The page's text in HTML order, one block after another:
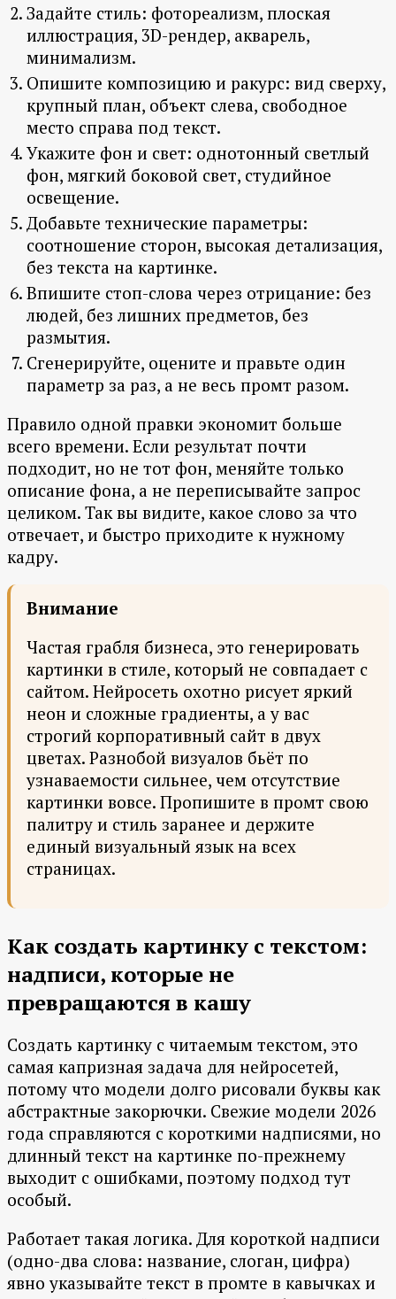
Задайте стиль: фотореализм, плоская
иллюстрация, 3D-рендер, акварель,
минимализм.
Опишите композицию и ракурс: вид сверху,
крупный план, объект слева, свободное
место справа под текст.
Укажите фон и свет: однотонный светлый
фон, мягкий боковой свет, студийное
освещение.
Добавьте технические параметры:
соотношение сторон, высокая детализация,
без текста на картинке.
Впишите стоп-слова через отрицание: без
людей, без лишних предметов, без
размытия.
Сгенерируйте, оцените и правьте один
параметр за раз, а не весь промт разом.
Правило одной правки экономит больше
всего времени. Если результат почти
подходит, но не тот фон, меняйте только
описание фона, а не переписывайте запрос
целиком. Так вы видите, какое слово за что
отвечает, и быстро приходите к нужному
кадру.
Внимание
Частая грабля бизнеса, это генерировать
картинки в стиле, который не совпадает с
сайтом. Нейросеть охотно рисует яркий
неон и сложные градиенты, а у вас
строгий корпоративный сайт в двух
цветах. Разнобой визуалов бьёт по
узнаваемости сильнее, чем отсутствие
картинки вовсе. Пропишите в промт свою
палитру и стиль заранее и держите
единый визуальный язык на всех
страницах.
Как создать картинку с текстом:
надписи, которые не
превращаются в кашу
Создать картинку с читаемым текстом, это
самая капризная задача для нейросетей,
потому что модели долго рисовали буквы как
абстрактные закорючки. Свежие модели 2026
года справляются с короткими надписями, но
длинный текст на картинке по-прежнему
выходит с ошибками, поэтому подход тут
особый.
Работает такая логика. Для короткой надписи
(одно-два слова: название, слоган, цифра)
явно указывайте текст в промте в кавычках и